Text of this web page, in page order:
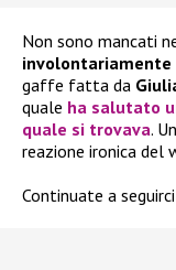
Non sono mancati
gaffe fatta da
quale ha salutato
quale si trovava.
reazione ironica del
Continuate a